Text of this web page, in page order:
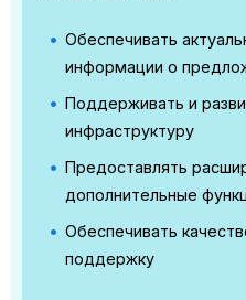
Обеспечивать
информации о
Поддерживать и
инфраструктуру
Предоставлять
дополнительные
Обеспечивать
поддержку